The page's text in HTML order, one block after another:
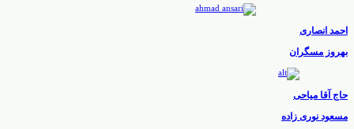
احمد انصاری
بهروز مسگران
حاج آقا میاحی
مسعود نوری زاده